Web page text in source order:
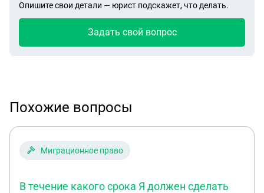
Опишите свои детали — юрист подскажет, что делать.
Задать свой вопрос
Похожие вопросы
Миграционное право
В течение какого срока Я должен сделать